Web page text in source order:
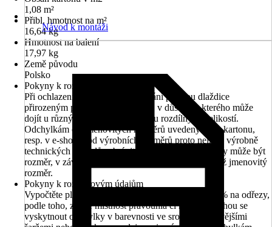
1,08 m²
Přibl. hmotnost na m²
16,64 kg
Hmotnost na balení
17,97 kg
Země původu
Polsko
Pokyny k rozměrovým údajům
Při ochlazení po procesu vypalování projdou dlaždice
přirozeným procesem smršťování, v důsledku kterého může
dojít u různých produkcí ke vzniku rozdílných velikostí.
Odchylkám od jmenovitých rozměrů uvedených na kartonu,
resp. v e-shopu, od výrobních rozměrů proto nelze z výrobně
technických důvodů zabránit. U rektifikované dlažby může být
rozměr, v závislosti na výchozím rozměru, menší než jmenovitý
rozměr.
Pokyny k rozměrovým údajům
Vypočtěte plochu k obložení a připočtěte k ní 5-10 % na odřezy,
podle toho, zda je místnost pravoúhlá či nikoliv. Mohou se
vyskytnout odchylky v barevnosti ve srovnání s dřívějšími
Návod k montáži